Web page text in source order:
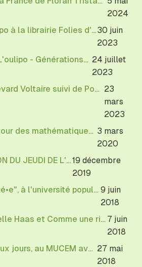
2024
Soirée Oulipo à la librairie Folies d'Encre de Montreuil30 juin
2023
Colloque "L'oulipo - Générations" à Cerisy-La-Salle 24 juillet
2023
Paris, boulevard Voltaire suivi de Ponts de Michèle Audin parait le 23 mars 2023 23
mars
2023
Lecture autour des mathématiques à l'Institut Poincaré 3 mars
2020
ANNULATION DU JEUDI DE L'OULIPO19 décembre
2019
"Être insurgé•e", à l'université populaire de Bagnolet 9 juin
2018
Mademoiselle Haas et Comme une rivière bleue à la librairie le Phare 7 juin
2018
Oh! les beaux jours, au MUCEM avec Michèle Audin 27 mai
2018